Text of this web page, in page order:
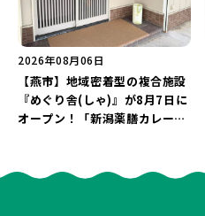
2026年08月06日
【燕市】地域密着型の複合施設
『めぐり舎(しゃ)』が8月7日に
オープン！「新潟薬膳カレー
う♪